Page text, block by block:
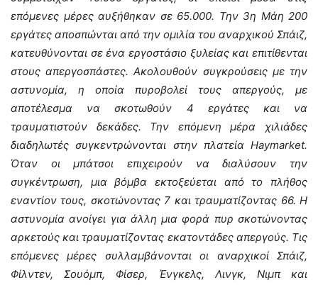
επόμενες μέρες αυξήθηκαν σε 65.000. Την 3η Μάη 200
εργάτες αποσπώνται από την ομιλία του αναρχικού Σπάιζ,
κατευθύνονται σε ένα εργοστάσιο ξυλείας και επιτίθενται
στους απεργοσπάστες. Ακολουθούν συγκρούσεις με την
αστυνομία, η οποία πυροβολεί τους απεργούς, με
αποτέλεσμα να σκοτωθούν 4 εργάτες και να
τραυματιστούν δεκάδες. Την επόμενη μέρα χιλιάδες
διαδηλωτές συγκεντρώνονται στην πλατεία Haymarket.
Όταν οι μπάτσοι επιχειρούν να διαλύσουν την
συγκέντρωση, μια βόμβα εκτοξεύεται από το πλήθος
εναντίον τους, σκοτώνοντας 7 και τραυματίζοντας 66. Η
αστυνομία ανοίγει για άλλη μια φορά πυρ σκοτώνοντας
αρκετούς και τραυματίζοντας εκατοντάδες απεργούς. Τις
επόμενες μέρες συλλαμβάνονται οι αναρχικοί Σπάιζ,
Φίλντεν, Σουόμπ, Φίσερ, Ένγκελς, Λινγκ, Νιμπ και